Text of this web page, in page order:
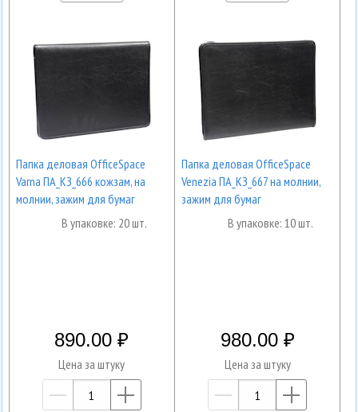
Папка деловая OfficeSpace
Varna ПА_КЗ_666 кожзам, на
молнии, зажим для бумаг
В упаковке: 20 шт.
890.00
Цена за штуку
—
Папка деловая OfficeSpace
Venezia ПА_КЗ_667 на молнии,
зажим для бумаг
В упаковке: 10 шт.
980.00
Цена за штуку
—